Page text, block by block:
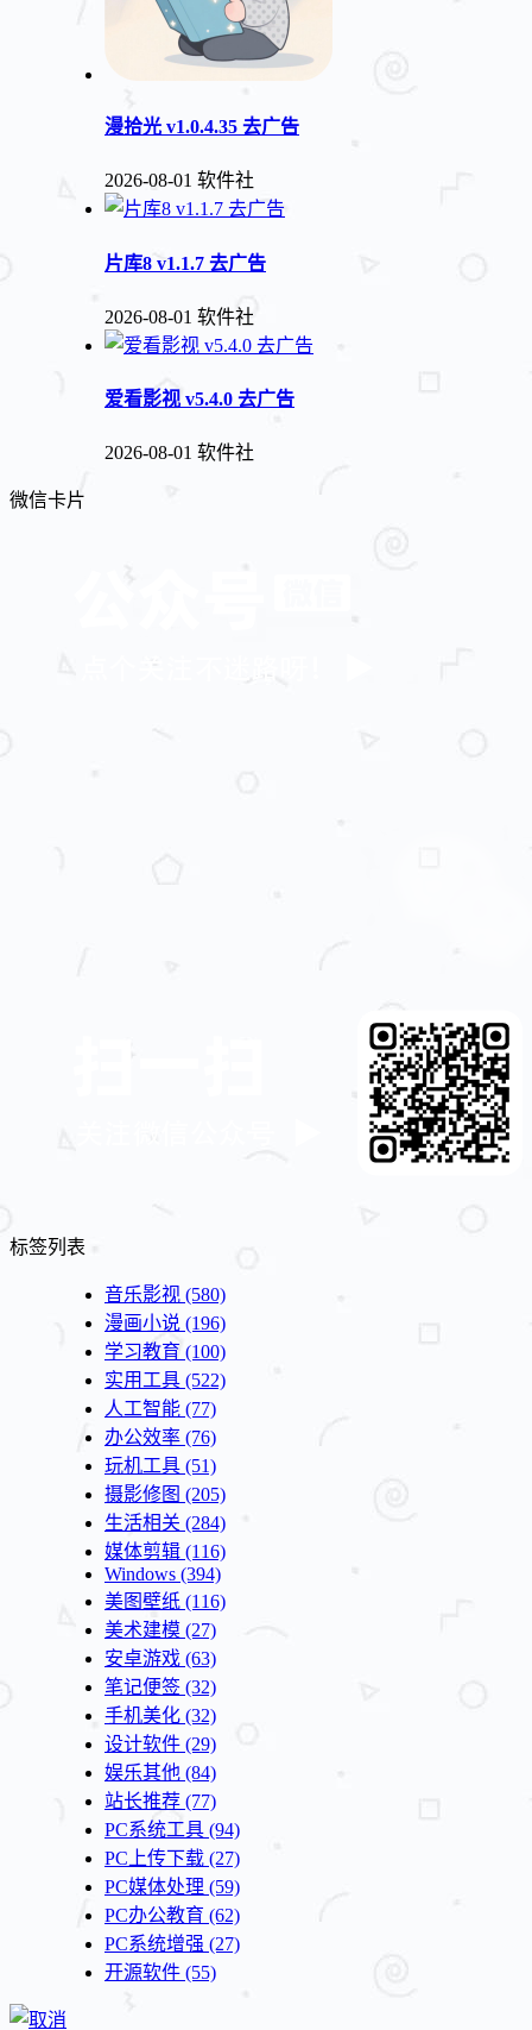
漫拾光 v1.0.4.35 去广告
2026-08-01 软件社
片库8 v1.1.7 去广告
2026-08-01 软件社
爱看影视 v5.4.0 去广告
2026-08-01 软件社
微信卡片
标签列表
音乐影视 (580)
漫画小说 (196)
学习教育 (100)
实用工具 (522)
人工智能 (77)
办公效率 (76)
玩机工具 (51)
摄影修图 (205)
生活相关 (284)
媒体剪辑 (116)
Windows (394)
美图壁纸 (116)
美术建模 (27)
安卓游戏 (63)
笔记便签 (32)
手机美化 (32)
设计软件 (29)
娱乐其他 (84)
站长推荐 (77)
PC系统工具 (94)
PC上传下载 (27)
PC媒体处理 (59)
PC办公教育 (62)
PC系统增强 (27)
开源软件 (55)